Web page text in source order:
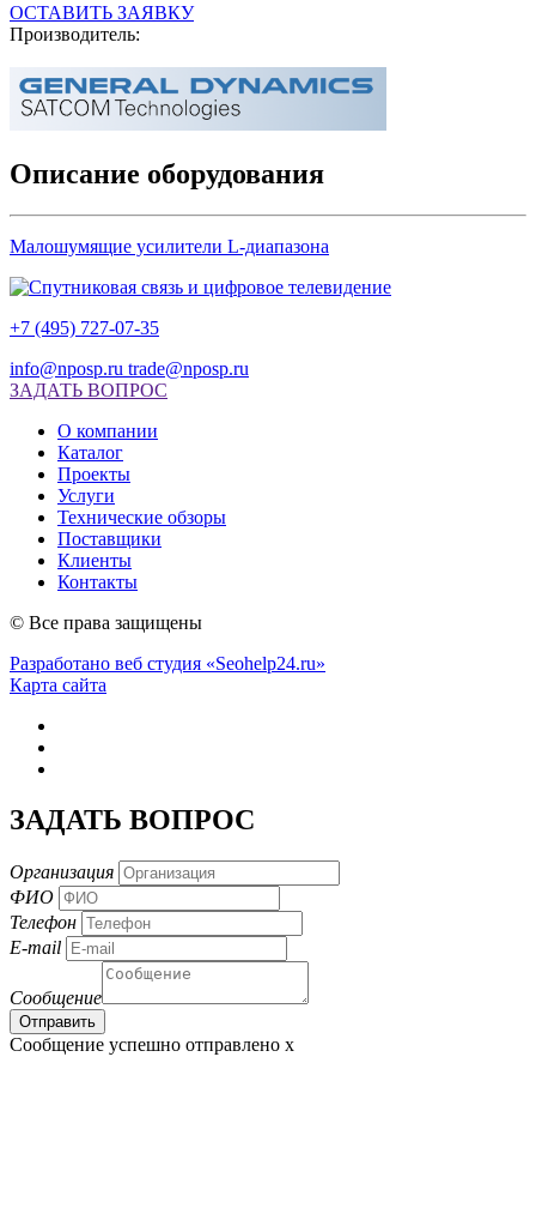
ОСТАВИТЬ ЗАЯВКУ
Производитель:
Описание оборудования
Малошумящие усилители L-диапазона
+7 (495) 727-07-35
info@nposp.ru trade@nposp.ru
ЗАДАТЬ ВОПРОС
О компании
Каталог
Проекты
Услуги
Технические обзоры
Поставщики
Клиенты
Контакты
© Все права защищены
Разработано веб студия «Seohelp24.ru»
Карта сайта
ЗАДАТЬ ВОПРОС
Организация
ФИО
Телефон
E-mail
Сообщение
Сообщение успешно отправлено x